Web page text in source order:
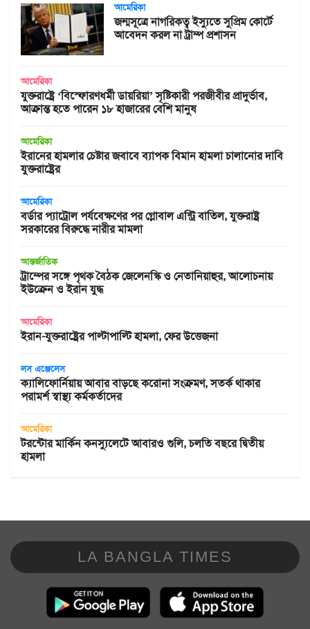
আমেরিকা
জন্মসূত্রে নাগরিকত্ব ইস্যুতে সুপ্রিম কোর্টে
আবেদন করল না ট্রাম্প প্রশাসন
আমেরিকা
যুক্তরাষ্ট্রে ‘বিস্ফোরণধর্মী ডায়রিয়া’ সৃষ্টিকারী পরজীবীর প্রাদুর্ভাব,
আক্রান্ত হতে পারেন ১৮ হাজারের বেশি মানুষ
আমেরিকা
ইরানের হামলার চেষ্টার জবাবে ব্যাপক বিমান হামলা চালানোর দাবি
যুক্তরাষ্ট্রের
আমেরিকা
বর্ডার প্যাট্রোল পর্যবেক্ষণের পর গ্লোবাল এন্ট্রি বাতিল, যুক্তরাষ্ট্র
সরকারের বিরুদ্ধে নারীর মামলা
আন্তর্জাতিক
ট্রাম্পের সঙ্গে পৃথক বৈঠক জেলেনস্কি ও নেতানিয়াহুর, আলোচনায়
ইউক্রেন ও ইরান যুদ্ধ
আমেরিকা
ইরান-যুক্তরাষ্ট্রের পাল্টাপাল্টি হামলা, ফের উত্তেজনা
লস এঞ্জেলেস
ক্যালিফোর্নিয়ায় আবার বাড়ছে করোনা সংক্রমণ, সতর্ক থাকার
পরামর্শ স্বাস্থ্য কর্মকর্তাদের
আমেরিকা
টরন্টোর মার্কিন কনস্যুলেটে আবারও গুলি, চলতি বছরে দ্বিতীয়
হামলা
LA BANGLA TIMES